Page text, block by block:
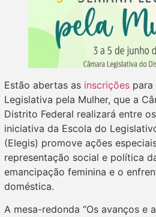
Estão abertas as inscrições para
Legislativa pela Mulher, que a
Distrito Federal realizará entre
iniciativa da Escola do
(Elegis) promove ações
representação social e política
emancipação feminina e o
doméstica.
A mesa-redonda “Os avanços e